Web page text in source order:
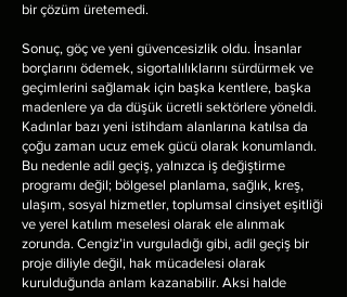
bir çözüm üretemedi.
Sonuç, göç ve yeni güvencesizlik oldu. İnsanlar
borçlarını ödemek, sigortalılıklarını sürdürmek ve
geçimlerini sağlamak için başka kentlere, başka
madenlere ya da düşük ücretli sektörlere yöneldi.
Kadınlar bazı yeni istihdam alanlarına katılsa da
çoğu zaman ucuz emek gücü olarak konumlandı.
Bu nedenle adil geçiş, yalnızca iş değiştirme
programı değil; bölgesel planlama, sağlık, kreş,
ulaşım, sosyal hizmetler, toplumsal cinsiyet eşitliği
ve yerel katılım meselesi olarak ele alınmak
zorunda. Cengiz’in vurguladığı gibi, adil geçiş bir
proje diliyle değil, hak mücadelesi olarak
kurulduğunda anlam kazanabilir. Aksi halde